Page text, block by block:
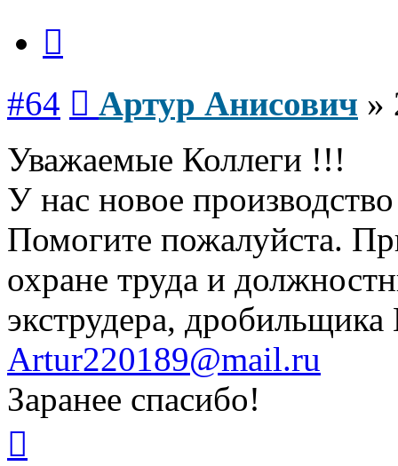
#64 Артур Анисович »
Уважаемые Коллеги !!!
У нас новое
Помогите пожалуйста.
охране труда и
экструдера,
Artur220189@mail.ru
Заранее спасибо!
началу